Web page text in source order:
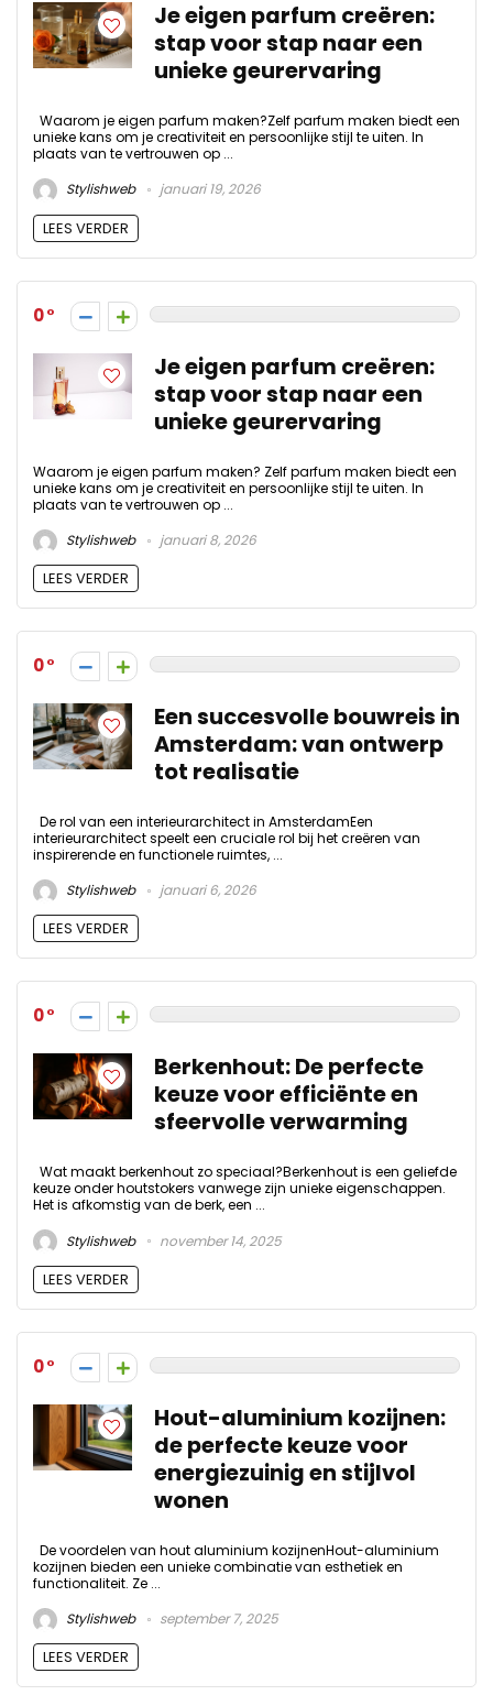
Je eigen parfum creëren:
stap voor stap naar een
unieke geurervaring
Waarom je eigen parfum maken?Zelf parfum maken biedt een
unieke kans om je creativiteit en persoonlijke stijl te uiten. In
plaats van te vertrouwen op ...
Stylishweb
januari 19, 2026
LEES VERDER
0
Je eigen parfum creëren:
stap voor stap naar een
unieke geurervaring
Waarom je eigen parfum maken? Zelf parfum maken biedt een
unieke kans om je creativiteit en persoonlijke stijl te uiten. In
plaats van te vertrouwen op ...
Stylishweb
januari 8, 2026
LEES VERDER
0
Een succesvolle bouwreis in
Amsterdam: van ontwerp
tot realisatie
De rol van een interieurarchitect in AmsterdamEen
interieurarchitect speelt een cruciale rol bij het creëren van
inspirerende en functionele ruimtes, ...
Stylishweb
januari 6, 2026
LEES VERDER
0
Berkenhout: De perfecte
keuze voor efficiënte en
sfeervolle verwarming
Wat maakt berkenhout zo speciaal?Berkenhout is een geliefde
keuze onder houtstokers vanwege zijn unieke eigenschappen.
Het is afkomstig van de berk, een ...
Stylishweb
november 14, 2025
LEES VERDER
0
Hout-aluminium kozijnen:
de perfecte keuze voor
energiezuinig en stijlvol
wonen
De voordelen van hout aluminium kozijnenHout-aluminium
kozijnen bieden een unieke combinatie van esthetiek en
functionaliteit. Ze ...
Stylishweb
september 7, 2025
LEES VERDER